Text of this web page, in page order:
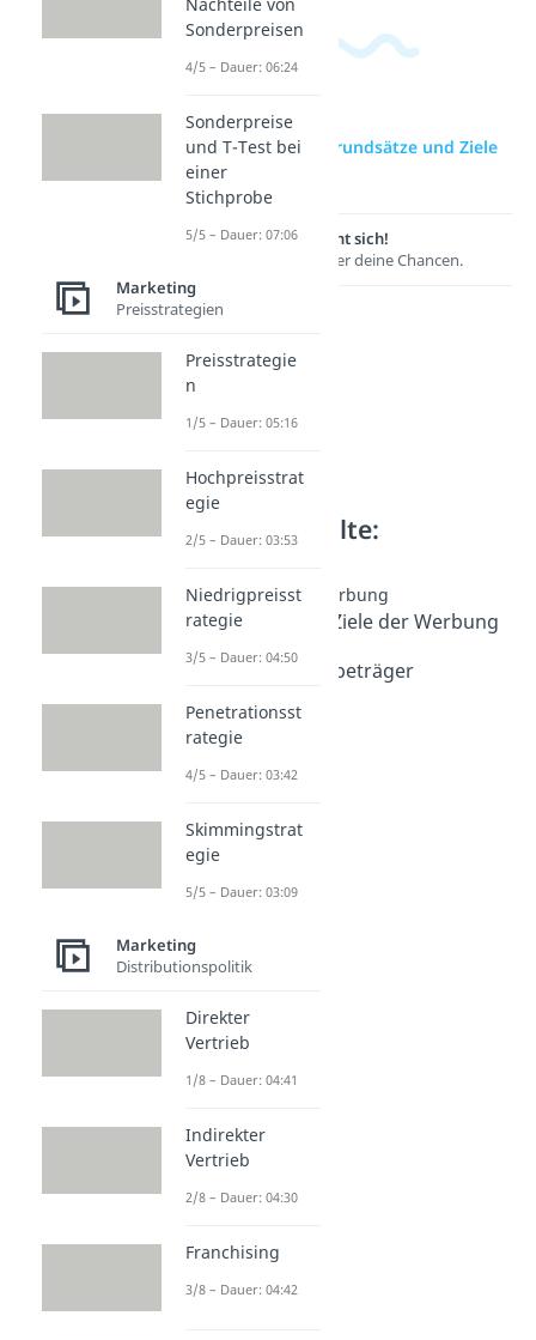
zur Videoseite: Grundsätze und Ziele
der Werbung
Lernen lohnt sich!
Entdecke hier deine Chancen.
Weitere Inhalte:
Marketing
Grundlagen der Werbung
Grundsätze und Ziele der Werbung
Werbemittel Werbeträger
Werbebudget
Dauer: 03:39
Sonderpreisen
4/5 – Dauer: 06:24
Sonderpreise
und T-Test bei
einer
Stichprobe
5/5 – Dauer: 07:06
Marketing
Preisstrategien
Preisstrategie
n
1/5 – Dauer: 05:16
Hochpreisstrat
egie
2/5 – Dauer: 03:53
Niedrigpreisst
rategie
3/5 – Dauer: 04:50
Penetrationsst
rategie
4/5 – Dauer: 03:42
Skimmingstrat
egie
5/5 – Dauer: 03:09
Marketing
Distributionspolitik
Direkter
Vertrieb
1/8 – Dauer: 04:41
Indirekter
Vertrieb
2/8 – Dauer: 04:30
Franchising
3/8 – Dauer: 04:42